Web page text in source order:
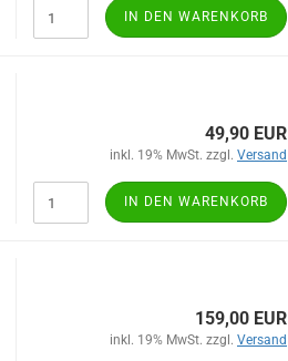
IN DEN WARENKORB
49,90 EUR
inkl. 19% MwSt. zzgl. Versand
IN DEN WARENKORB
159,00 EUR
inkl. 19% MwSt. zzgl. Versand